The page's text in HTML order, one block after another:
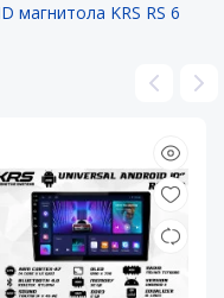
магнитола KRS RS 6